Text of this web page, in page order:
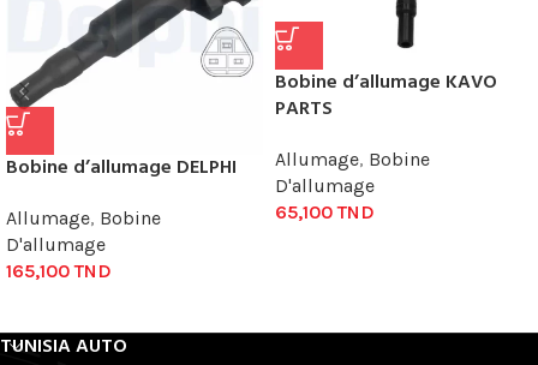
Bobine d’allumage DELPHI
Allumage, Bobine
D'allumage
165,100TND
Bobine d’allumage KAVO
PARTS
Allumage, Bobine
D'allumage
65,100TND
TUNISIA AUTO